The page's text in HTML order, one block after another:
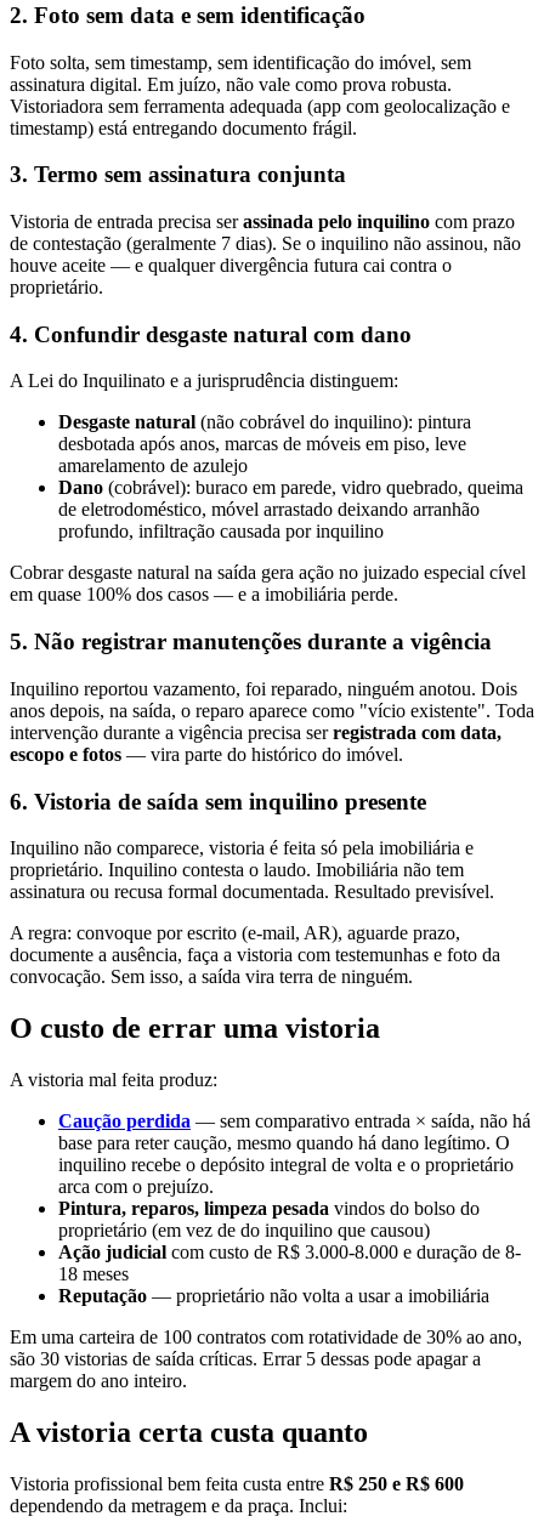
2. Foto sem data e sem identificação
Foto solta, sem timestamp, sem identificação do imóvel, sem
assinatura digital. Em juízo, não vale como prova robusta.
Vistoriadora sem ferramenta adequada (app com geolocalização e
timestamp) está entregando documento frágil.
3. Termo sem assinatura conjunta
Vistoria de entrada precisa serassinada pelo inquilino com prazo
de contestação (geralmente 7 dias). Se o inquilino não assinou, não
houve aceite — e qualquer divergência futura cai contra o
proprietário.
4. Confundir desgaste natural com dano
A Lei do Inquilinato e a jurisprudência distinguem:
Desgaste natural (não cobrável do inquilino): pintura
desbotada após anos, marcas de móveis em piso, leve
amarelamento de azulejo
Dano (cobrável): buraco em parede, vidro quebrado, queima
de eletrodoméstico, móvel arrastado deixando arranhão
profundo, infiltração causada por inquilino
Cobrar desgaste natural na saída gera ação no juizado especial cível
em quase 100% dos casos — e a imobiliária perde.
5. Não registrar manutenções durante a vigência
Inquilino reportou vazamento, foi reparado, ninguém anotou. Dois
anos depois, na saída, o reparo aparece como "vício existente". Toda
intervenção durante a vigência precisa serregistrada com data,
escopo e fotos — vira parte do histórico do imóvel.
6. Vistoria de saída sem inquilino presente
Inquilino não comparece, vistoria é feita só pela imobiliária e
proprietário. Inquilino contesta o laudo. Imobiliária não tem
assinatura ou recusa formal documentada. Resultado previsível.
A regra: convoque por escrito (e-mail, AR), aguarde prazo,
documente a ausência, faça a vistoria com testemunhas e foto da
convocação. Sem isso, a saída vira terra de ninguém.
O custo de errar uma vistoria
A vistoria mal feita produz:
Caução perdida — sem comparativo entrada × saída, não há
base para reter caução, mesmo quando há dano legítimo. O
inquilino recebe o depósito integral de volta e o proprietário
arca com o prejuízo.
Pintura, reparos, limpeza pesada vindos do bolso do
proprietário (em vez de do inquilino que causou)
Ação judicial com custo de R$ 3.000-8.000 e duração de 8-
18 meses
Reputação — proprietário não volta a usar a imobiliária
Em uma carteira de 100 contratos com rotatividade de 30% ao ano,
são 30 vistorias de saída críticas. Errar 5 dessas pode apagar a
margem do ano inteiro.
A vistoria certa custa quanto
Vistoria profissional bem feita custa entre R$ 250 e R$ 600
dependendo da metragem e da praça. Inclui: